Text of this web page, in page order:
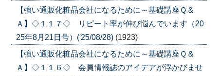
【強い通販化粧品会社になるために～基礎講座Ｑ＆
Ａ】◇１１７◇ リピート率が伸び悩んでいます（20
25年8月21日号）('25/08/28) (1923)
【強い通販化粧品会社になるために～基礎講座Ｑ＆
Ａ】◇１１６◇ 会員情報誌のアイデアが浮かびませ